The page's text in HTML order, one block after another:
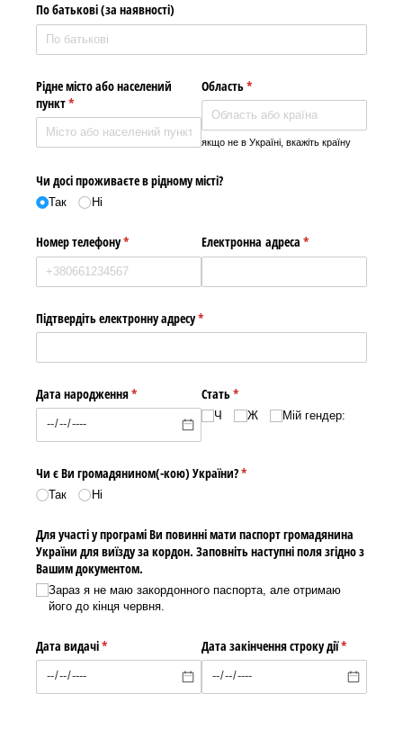
По батькові (за наявності)‎
Рідне місто або населений
пункт*
(required)
Область*
(required)
якщо не в Україні, вкажіть країну
Чи досі проживаєте в рідному місті?
Так Ні
Номер телефону*
(required) Електронна адреса *
(required)
Підтвердіть електронну адресу*
(required)
Дата народження*
(required) Стать*
(required)
Ч Ж Мій гендер:
Чи є Ви громадянином(-кою) України?*
(required)
Так Ні
Для участі у програмі Ви повинні мати паспорт громадянина
України для виїзду за кордон. Заповніть наступні поля згідно з
Вашим документом.
Зараз я не маю закордонного паспорта, але отримаю
його до кінця червня.
Дата видачі*
(required) Дата закінчення строку дії*
(required)